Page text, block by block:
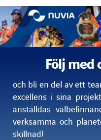
Följ med
och bli en del av ett
excellens i sina
anställdas
verksamma och
skillnad!